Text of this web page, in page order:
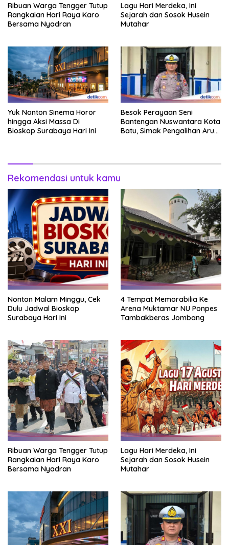
Ribuan Warga Tengger Tutup
Rangkaian Hari Raya Karo
Bersama Nyadran
Lagu Hari Merdeka, Ini
Sejarah dan Sosok Husein
Mutahar
Yuk Nonton Sinema Horor
hingga Aksi Massa Di
Bioskop Surabaya Hari Ini
Besok Perayaan Seni
Bantengan Nuswantara Kota
Batu, Simak Pengalihan Arus
Rekomendasi untuk kamu
Nonton Malam Minggu, Cek
Dulu Jadwal Bioskop
Surabaya Hari Ini
4 Tempat Memorabilia Ke
Arena Muktamar NU Ponpes
Tambakberas Jombang
Ribuan Warga Tengger Tutup
Rangkaian Hari Raya Karo
Bersama Nyadran
Lagu Hari Merdeka, Ini
Sejarah dan Sosok Husein
Mutahar